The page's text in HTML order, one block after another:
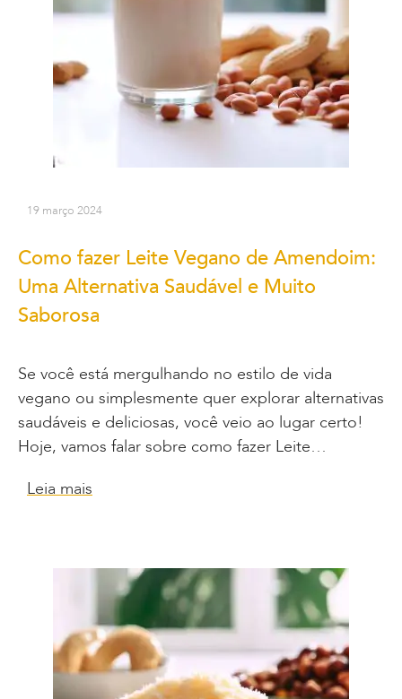
19 março 2024
Como fazer Leite Vegano de Amendoim:
Uma Alternativa Saudável e Muito
Saborosa
Se você está mergulhando no estilo de vida
vegano ou simplesmente quer explorar alternativas
saudáveis e deliciosas, você veio ao lugar certo!
Hoje, vamos falar sobre como fazer Leite…
Leia mais